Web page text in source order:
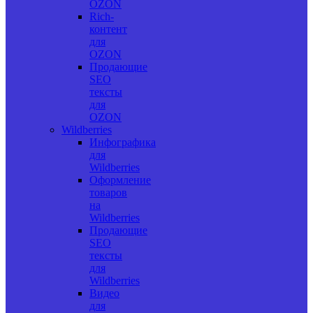
OZON
Rich-
контент
для
OZON
Продающие
SEO
тексты
для
OZON
Wildberries
Инфографика
для
Wildberries
Оформление
товаров
на
Wildberries
Продающие
SEO
тексты
для
Wildberries
Видео
для